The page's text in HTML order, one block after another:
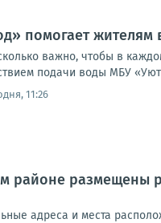
помогает жителям
важно, чтобы в
подачи воды МБУ
11:26
районе размещены
адреса и места